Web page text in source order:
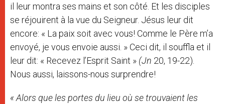
il leur montra ses mains et son côté. Et les disciples
se réjouirent à la vue du Seigneur. Jésus leur dit
encore: « La paix soit avec vous! Comme le Père m’a
envoyé, je vous envoie aussi. » Ceci dit, il souffla et il
leur dit: « Recevez l’Esprit Saint » (Jn 20, 19-22).
Nous aussi, laissons-nous surprendre!
« Alors que les portes du lieu où se trouvaient les